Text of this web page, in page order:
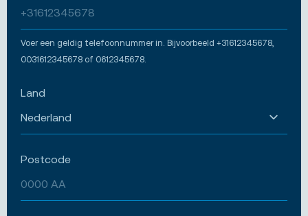
Voer een geldig telefoonnummer in. Bijvoorbeeld +31612345678,
0031612345678 of 0612345678.
Land
Postcode